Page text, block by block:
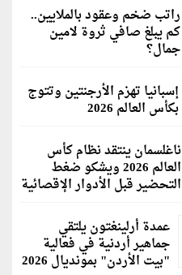
راتب ضخم وعقود بالملايين..
كم يبلغ صافي ثروة لامين
جمال؟
إسبانيا تهزم الأرجنتين وتتوج
بكأس العالم 2026
ناغلسمان ينتقد نظام كأس
العالم 2026 ويشكو ضغط
التحضير قبل الأدوار الإقصائية
عمدة أرلينغتون يلتقي
جماهير أردنية في فعالية
"بيت الأردن" بمونديال 2026